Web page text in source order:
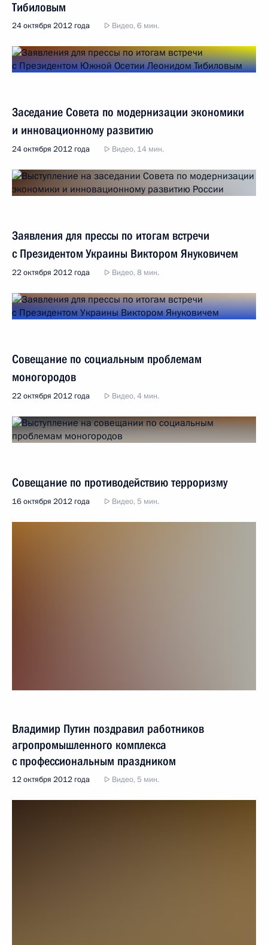
Тибиловым
24 октября 2012 года Видео, 6 мин.
Заседание Совета по модернизации экономики
и инновационному развитию
24 октября 2012 года Видео, 14 мин.
Заявления для прессы по итогам встречи
с Президентом Украины Виктором Януковичем
22 октября 2012 года Видео, 8 мин.
Совещание по социальным проблемам
моногородов
22 октября 2012 года Видео, 4 мин.
Совещание по противодействию терроризму
16 октября 2012 года Видео, 5 мин.
Владимир Путин поздравил работников
агропромышленного комплекса
с профессиональным праздником
12 октября 2012 года Видео, 5 мин.